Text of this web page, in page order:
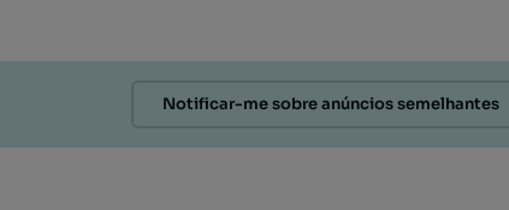
Notificar-me sobre anúncios semelhantes